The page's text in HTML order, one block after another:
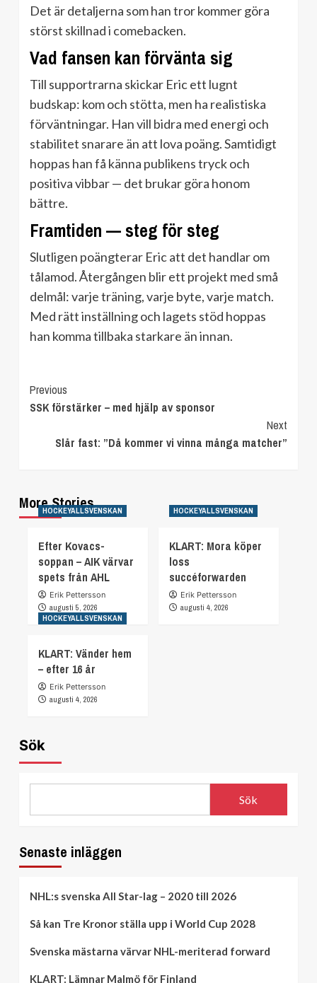
Det är detaljerna som han tror kommer göra
störst skillnad i comebacken.
Vad fansen kan förvänta sig
Till supportrarna skickar Eric ett lugnt
budskap: kom och stötta, men ha realistiska
förväntningar. Han vill bidra med energi och
stabilitet snarare än att lova poäng. Samtidigt
hoppas han få känna publikens tryck och
positiva vibbar — det brukar göra honom
bättre.
Framtiden — steg för steg
Slutligen poängterar Eric att det handlar om
tålamod. Återgången blir ett projekt med små
delmål: varje träning, varje byte, varje match.
Med rätt inställning och lagets stöd hoppas
han komma tillbaka starkare än innan.
Continue
Reading
Previous
SSK förstärker – med hjälp av sponsor
Next
Slår fast: ”Då kommer vi vinna många matcher”
More Stories
HOCKEYALLSVENSKAN
Efter Kovacs-
soppan – AIK värvar
spets från AHL
Erik Pettersson
augusti 5, 2026
HOCKEYALLSVENSKAN
KLART: Mora köper
loss
succéforwarden
Erik Pettersson
augusti 4, 2026
HOCKEYALLSVENSKAN
KLART: Vänder hem
– efter 16 år
Erik Pettersson
augusti 4, 2026
Sök
Sök
Senaste inläggen
NHL:s svenska All Star-lag – 2020 till 2026
Så kan Tre Kronor ställa upp i World Cup 2028
Svenska mästarna värvar NHL-meriterad forward
KLART: Lämnar Malmö för Finland